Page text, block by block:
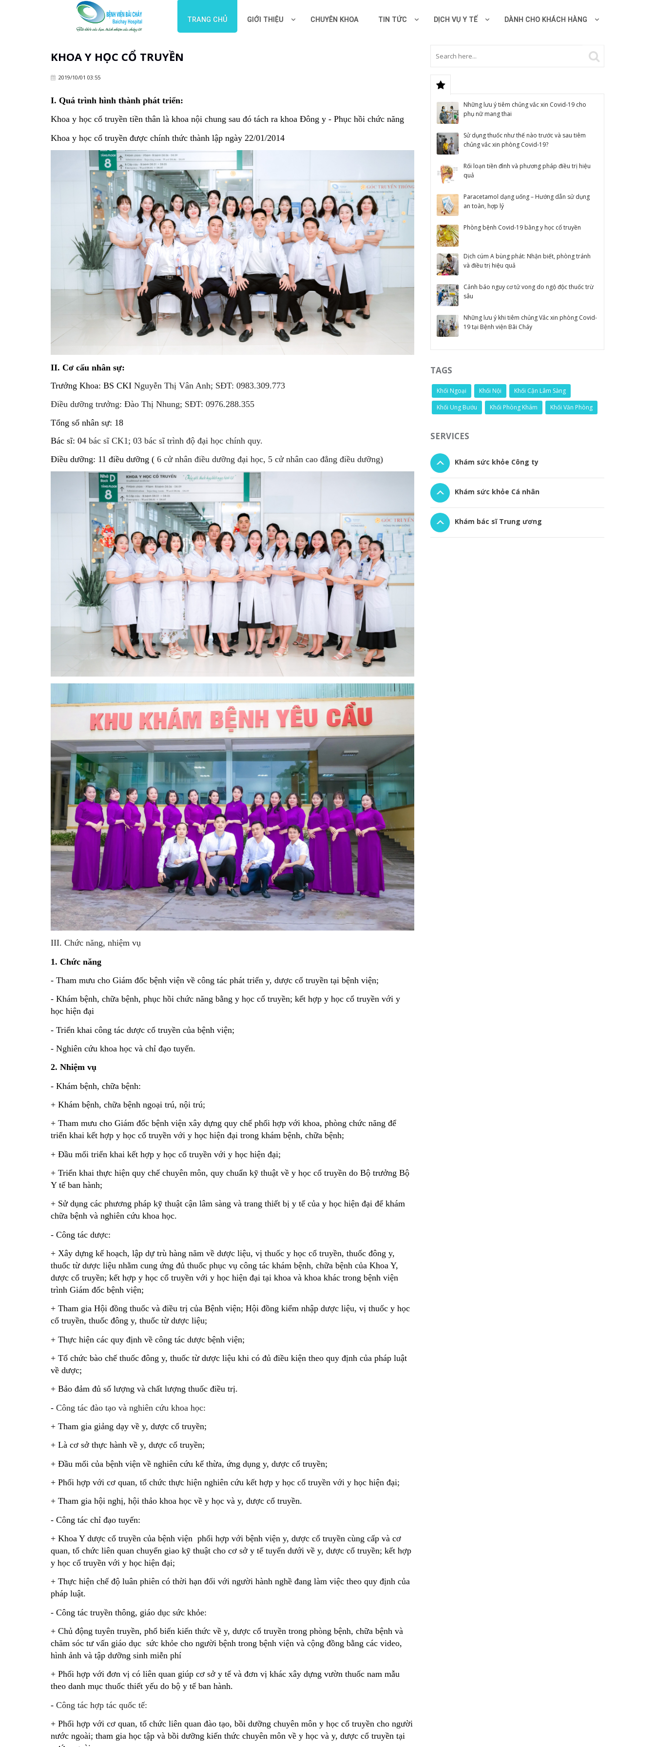
TRANG CHỦ GIỚI THIỆU CHUYÊN KHOA TIN TỨC DỊCH VỤ Y TẾ DÀNH CHO KHÁCH HÀNG
KHOA Y HỌC CỔ TRUYỀN
2019/10/01 03:55
I. Quá trình hình thành phát triển:
Khoa y học cổ truyền tiền thân là khoa nội chung sau đó tách ra khoa Đông y - Phục hồi chức năng
Khoa y học cổ truyền được chính thức thành lập ngày 22/01/2014
II. Cơ cấu nhân sự:
Trưởng Khoa: BS CKI Nguyễn Thị Vân Anh; SĐT: 0983.309.773
Điều dưỡng trưởng: Đào Thị Nhung; SĐT: 0976.288.355
Tổng số nhân sự: 18
Bác sĩ: 04 bác sĩ CK1; 03 bác sĩ trình độ đại học chính quy.
Điều dưỡng: 11 điều dưỡng ( 6 cử nhân điều dưỡng đại học, 5 cử nhân cao đẳng điều dưỡng)
III.Chức năng, nhiệm vụ
1. Chức năng
- Tham mưu cho Giám đốc bệnh viện về công tác phát triển y, dược cổ truyền tại bệnh viện;
- Khám bệnh, chữa bệnh, phục hồi chức năng bằng y học cổ truyền; kết hợp y học cổ truyền với y
học hiện đại
- Triển khai công tác dược cổ truyền của bệnh viện;
- Nghiên cứu khoa học và chỉ đạo tuyến.
2. Nhiệm vụ
- Khám bệnh, chữa bệnh:
+ Khám bệnh, chữa bệnh ngoại trú, nội trú;
+ Tham mưu cho Giám đốc bệnh viện xây dựng quy chế phối hợp với khoa, phòng chức năng để
triển khai kết hợp y học cổ truyền với y học hiện đại trong khám bệnh, chữa bệnh;
+ Đầu mối triển khai kết hợp y học cổ truyền với y học hiện đại;
+ Triển khai thực hiện quy chế chuyên môn, quy chuẩn kỹ thuật về y học cổ truyền do Bộ trưởng Bộ
Y tế ban hành;
+ Sử dụng các phương pháp kỹ thuật cận lâm sàng và trang thiết bị y tế của y học hiện đại để khám
chữa bệnh và nghiên cứu khoa học.
- Công tác dược:
+ Xây dựng kế hoạch, lập dự trù hàng năm về dược liệu, vị thuốc y học cổ truyền, thuốc đông y,
thuốc từ dược liệu nhằm cung ứng đủ thuốc phục vụ công tác khám bệnh, chữa bệnh của Khoa Y,
dược cổ truyền; kết hợp y học cổ truyền với y học hiện đại tại khoa và khoa khác trong bệnh viện
trình Giám đốc bệnh viện;
+ Tham gia Hội đồng thuốc và điều trị của Bệnh viện; Hội đồng kiểm nhập dược liệu, vị thuốc y học
cổ truyền, thuốc đông y, thuốc từ dược liệu;
+ Thực hiện các quy định về công tác dược bệnh viện;
+ Tổ chức bào chế thuốc đông y, thuốc từ dược liệu khi có đủ điều kiện theo quy định của pháp luật
về dược;
+ Bảo đảm đủ số lượng và chất lượng thuốc điều trị.
- Công tác đào tạo và nghiên cứu khoa học:
+ Tham gia giảng dạy về y, dược cổ truyền;
+ Là cơ sở thực hành về y, dược cổ truyền;
+ Đầu mối của bệnh viện về nghiên cứu kế thừa, ứng dụng y, dược cổ truyền;
+ Phối hợp với cơ quan, tổ chức thực hiện nghiên cứu kết hợp y học cổ truyền với y học hiện đại;
+ Tham gia hội nghị, hội thảo khoa học về y học và y, dược cổ truyền.
- Công tác chỉ đạo tuyến:
+ Khoa Y dược cổ truyền của bệnh viện  phối hợp với bệnh viện y, dược cổ truyền cùng cấp và cơ
quan, tổ chức liên quan chuyển giao kỹ thuật cho cơ sở y tế tuyến dưới về y, dược cổ truyền; kết hợp
y học cổ truyền với y học hiện đại;
+ Thực hiện chế độ luân phiên có thời hạn đối với người hành nghề đang làm việc theo quy định của
pháp luật.
- Công tác truyền thông, giáo dục sức khỏe:
+ Chủ động tuyên truyền, phổ biến kiến thức về y, dược cổ truyền trong phòng bệnh, chữa bệnh và
chăm sóc tư vấn giáo dục  sức khỏe cho người bệnh trong bệnh viện và cộng đồng bằng các video,
hình ảnh và tập dưỡng sinh miễn phí
+ Phối hợp với đơn vị có liên quan giúp cơ sở y tế và đơn vị khác xây dựng vườn thuốc nam mẫu
theo danh mục thuốc thiết yếu do bộ y tế ban hành.
- Công tác hợp tác quốc tế:
+ Phối hợp với cơ quan, tổ chức liên quan đào tạo, bồi dưỡng chuyên môn y học cổ truyền cho người
nước ngoài; tham gia học tập và bồi dưỡng kiến thức chuyên môn về y học và y, dược cổ truyền tại
Những lưu ý tiêm chủng vắc xin Covid-19 cho
phụ nữ mang thai
Sử dụng thuốc như thế nào trước và sau tiêm
chủng vắc xin phòng Covid-19?
Rối loạn tiền đình và phương pháp điều trị hiệu
quả
Paracetamol dạng uống – Hướng dẫn sử dụng
an toàn, hợp lý
Phòng bệnh Covid-19 bằng y học cổ truyền
Dịch cúm A bùng phát: Nhận biết, phòng tránh
và điều trị hiệu quả
Cảnh báo nguy cơ tử vong do ngộ độc thuốc trừ
sâu
Những lưu ý khi tiêm chủng Vắc xin phòng Covid-
19 tại Bệnh viện Bãi Cháy
TAGS
Khối Ngoại Khối Nội
Khối Cận Lâm Sàng
Khối Ung Bướu
Khối Phòng Khám Khối Văn Phòng
SERVICES
Khám sức khỏe Công ty
Khám sức khỏe Cá nhân
Khám bác sĩ Trung ương